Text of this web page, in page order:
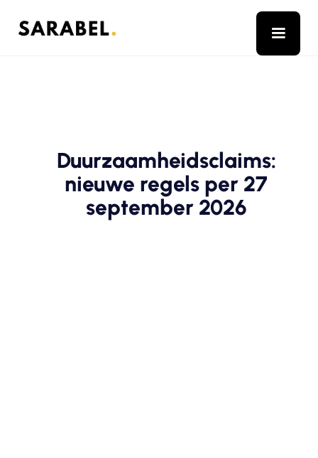
Duurzaamheidsclaims:
nieuwe regels per 27
september 2026